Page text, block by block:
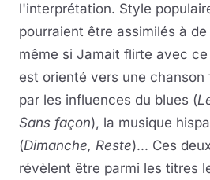
l'interprétation. Style
pourraient être assimilés à
même si Jamait flirte avec
est orienté vers une
par les influences du blues (
Sans façon), la musique
(Dimanche, Reste)... Ces
révèlent être parmi les titres